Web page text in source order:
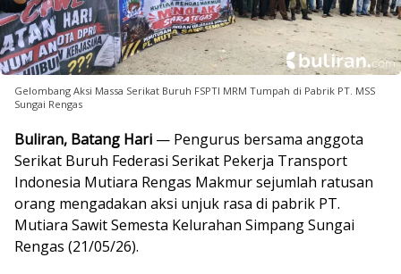
Gelombang Aksi Massa Serikat Buruh FSPTI MRM Tumpah di Pabrik PT. MSS
Sungai Rengas
Buliran, Batang Hari — Pengurus bersama anggota
Serikat Buruh Federasi Serikat Pekerja Transport
Indonesia Mutiara Rengas Makmur sejumlah ratusan
orang mengadakan aksi unjuk rasa di pabrik PT.
Mutiara Sawit Semesta Kelurahan Simpang Sungai
Rengas (21/05/26).